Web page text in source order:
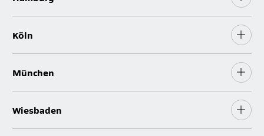
Köln
München
Wiesbaden